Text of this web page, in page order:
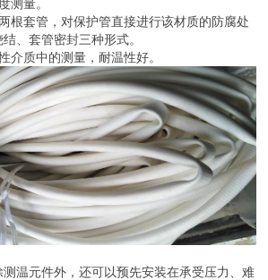
测量。
根套管，对保护管直接进行该材质的防腐处
、套管密封三种形式。
介质中的测量，耐温性好。
温元件外，还可以预先安装在承受压力、难